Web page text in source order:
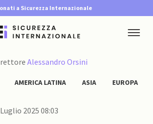
a Sicurezza Internazionale
Alessandro Orsini
AMERICA LATINA ASIA EUROPA
2025 08:03